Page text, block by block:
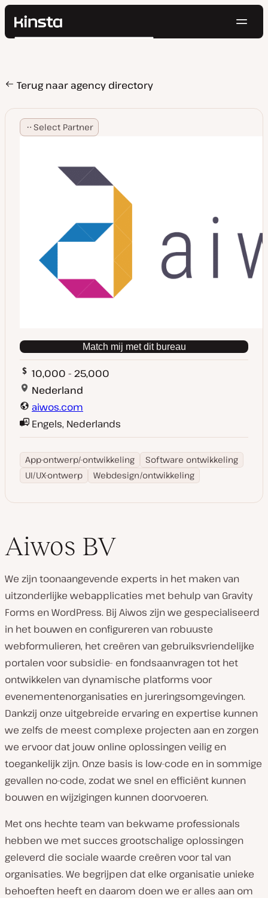
Kinsta®
Prijzen
Bronnen
Contact
Zoeken
Terug naar agency directory
Select Partner
Match mij met dit bureau
10,000 - 25,000
Nederland
aiwos.com
Engels, Nederlands
App-ontwerp/-ontwikkeling
Software ontwikkeling
UI/UX-ontwerp
Webdesign/ontwikkeling
Aiwos BV
We zijn toonaangevende experts in het maken van
uitzonderlijke webapplicaties met behulp van Gravity
Forms en WordPress. Bij Aiwos zijn we gespecialiseerd
in het bouwen en configureren van robuuste
webformulieren, het creëren van gebruiksvriendelijke
portalen voor subsidie- en fondsaanvragen tot het
ontwikkelen van dynamische platforms voor
evenementenorganisaties en jureringsomgevingen.
Dankzij onze uitgebreide ervaring en expertise kunnen
we zelfs de meest complexe projecten aan en zorgen
we ervoor dat jouw online oplossingen veilig en
toegankelijk zijn. Onze basis is low-code en in sommige
gevallen no-code, zodat we snel en efficiënt kunnen
bouwen en wijzigingen kunnen doorvoeren.
Met ons hechte team van bekwame professionals
hebben we met succes grootschalige oplossingen
geleverd die sociale waarde creëren voor tal van
organisaties. We begrijpen dat elke organisatie unieke
behoeften heeft en daarom doen we er alles aan om